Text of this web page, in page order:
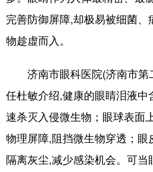
食品 人居
溯源中国
亚太网 上市公司
地方频道
完善防御屏障,却极易被细菌、
物趁虚而入。
济南市眼科医院(济南市第
任杜敏介绍,健康的眼睛泪液
速杀灭入侵微生物；眼球表面
物理屏障,阻挡微生物穿透；
隔离灰尘,减少感染机会。可